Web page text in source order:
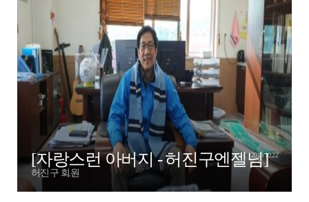
[자랑스런 아버지 - 허진구엔젤님]
허진구 회원
2019.10.22